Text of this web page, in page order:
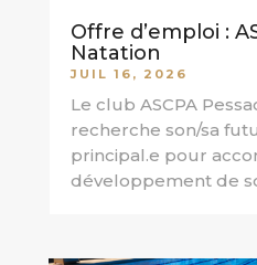
Offre d’emploi :
Natation
JUIL 16, 2026
Le club ASCPA
recherche son/sa
principal.e pour
développement de